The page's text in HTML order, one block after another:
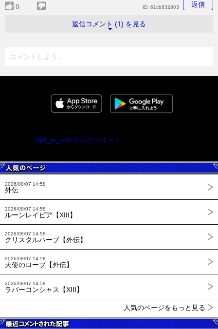
0 返信
ID: 61cb632803
返信コメント (1) を見る
コメントしよう...
@ff_rk_info からのツイート
2026/08/07 14:58
外伝
2026/08/07 14:58
ルーンレイピア【XIII】
2026/08/07 14:58
クリスタルハープ【外伝】
2026/08/07 14:58
天使のローブ【外伝】
2026/08/07 14:58
ラバーコンシャス【XIII】
人気のページをもっと見る